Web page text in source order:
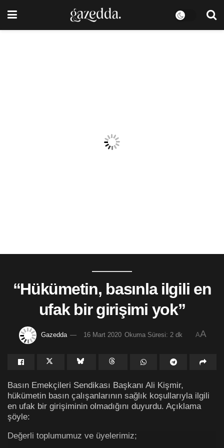
“Hükümetin, basınla ilgili en
ufak bir girişimi yok”
Gazedda 16 Mart 2020 Okuma Süresi: 2 dk AA
Basın Emekçileri Sendikası Başkanı Ali Kişmir,
hükümetin basın çalışanlarının sağlık koşullarıyla ilgili
en ufak bir girişiminin olmadığını duyurdu. Açıklama
şöyle:
Değerli toplumumuz ve üyelerimiz;